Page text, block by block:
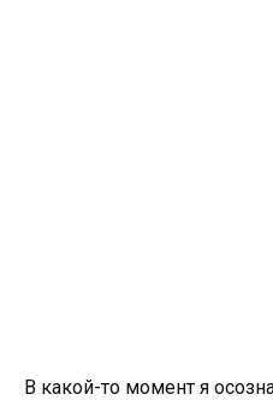
В какой-то момент я